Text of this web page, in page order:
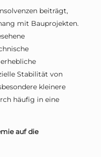
beiträgt,
mit Bauprojekten.
Stabilität von
kleinere
häufig in eine
auf die